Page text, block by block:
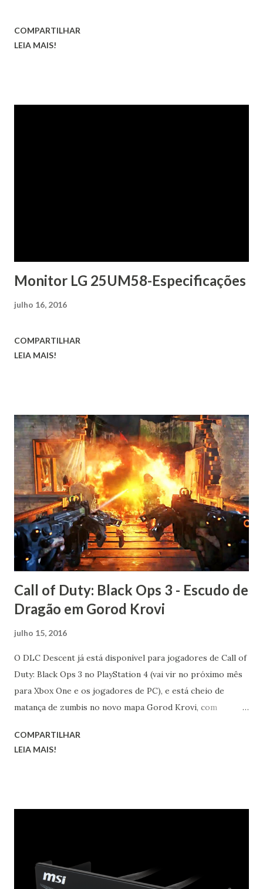
COMPARTILHAR
LEIA MAIS!
Monitor LG 25UM58-Especificações
julho 16, 2016
COMPARTILHAR
LEIA MAIS!
Call of Duty: Black Ops 3 - Escudo de
Dragão em Gorod Krovi
julho 15, 2016
O DLC Descent já está disponível para jogadores de Call of
Duty: Black Ops 3 no PlayStation 4 (vai vir no próximo mês
para Xbox One e os jogadores de PC), e está cheio de
matança de zumbis no novo mapa Gorod Krovi, com
desbloquear.
COMPARTILHAR
LEIA MAIS!